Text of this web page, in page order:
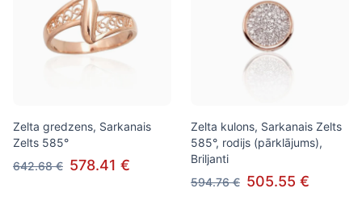
Zelta gredzens, Sarkanais
Zelts 585°
642.68 € 578.41 €
Zelta kulons, Sarkanais Zelts
585°, rodijs (pārklājums),
Briljanti
594.76 € 505.55 €